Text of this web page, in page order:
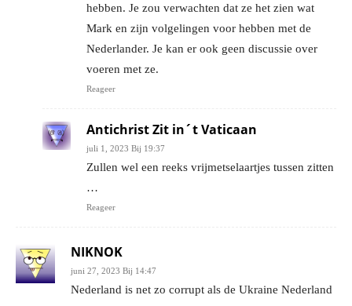
hebben. Je zou verwachten dat ze het zien wat
Mark en zijn volgelingen voor hebben met de
Nederlander. Je kan er ook geen discussie over
voeren met ze.
Reageer
Antichrist Zit in´t Vaticaan
juli 1, 2023 Bij 19:37
Zullen wel een reeks vrijmetselaartjes tussen zitten
…
Reageer
NIKNOK
juni 27, 2023 Bij 14:47
Nederland is net zo corrupt als de Ukraine Nederland